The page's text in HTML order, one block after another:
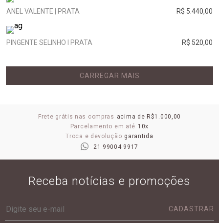
ANEL VALENTE | PRATA R$ 5.440,00
PINGENTE SELINHO I PRATA R$ 520,00
CARREGAR MAIS
Frete grátis nas compras acima de R$1.000,00
Parcelamento em até 10x
Troca e devolução garantida
21 99004 9917
Receba notícias e promoções
CADASTRAR